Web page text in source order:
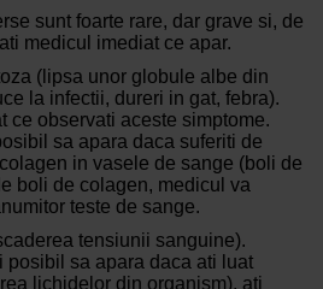
sunt foarte rare, dar grave si, de
medicul imediat ce apar.
(lipsa unor globule albe din
la infectii, dureri in gat, febra).
ce observati aceste simptome.
sa apara daca suferiti de
in vasele de sange (boli de
boli de colagen, medicul va
teste de sange.
tensiunii sanguine).
posibil sa apara daca ati luat
lichidelor din organism), ati